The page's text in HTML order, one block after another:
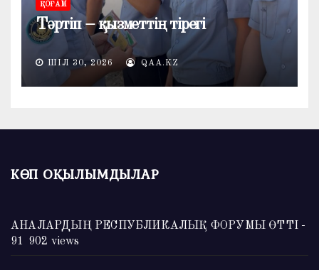
ҚОҒАМ
Тәртіп – қызметтің тірегі
ШІЛ 30, 2026 QAA.KZ
КӨП ОҚЫЛЫМДЫЛАР
АНАЛАРДЫҢ РЕСПУБЛИКАЛЫҚ ФОРУМЫ ӨТТІ -
91 902 views